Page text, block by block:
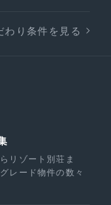
わり条件を見る
リゾート別荘ま
レード物件の数々